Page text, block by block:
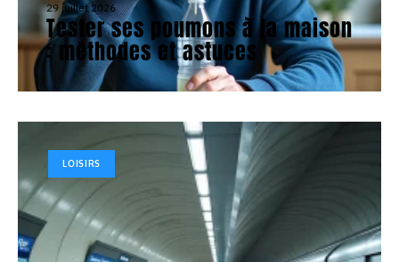
29 juillet 2026
Tester ses poumons à la maison
: méthodes et astuces
LOISIRS